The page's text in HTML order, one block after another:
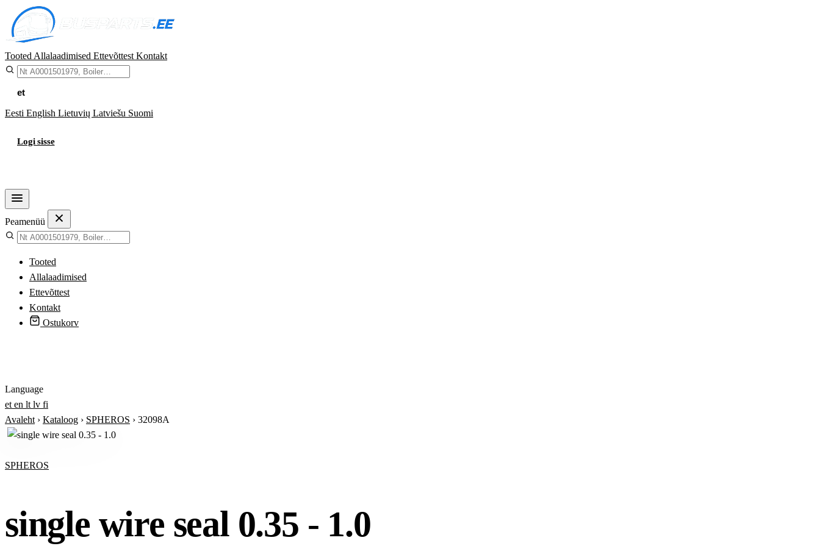
Tooted Allalaadimised Ettevõttest Kontakt
et
Eesti English Lietuvių Latviešu Suomi
Logi sisse
Peamenüü
Tooted
Allalaadimised
Ettevõttest
Kontakt
Ostukorv
Language
et en lt lv fi
Avaleht › Kataloog › SPHEROS › 32098A
SPHEROS
single wire seal 0.35 - 1.0